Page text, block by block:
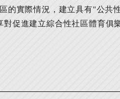
的實際情況，建立具有"公共
促進建立綜合性社區體育俱